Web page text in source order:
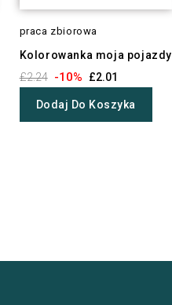
praca zbiorowa
Kolorowanka moja pojazdy
£2.24 -10% £2.01
Dodaj Do Koszyka